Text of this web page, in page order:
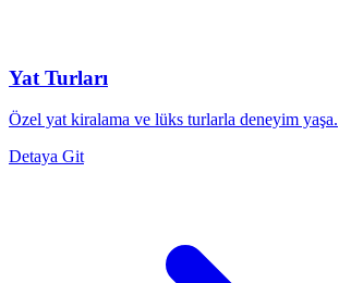
Yat Turları
Özel yat kiralama ve lüks turlarla deneyim yaşa.
Detaya Git